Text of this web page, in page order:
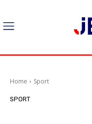
Home Sport
SPORT